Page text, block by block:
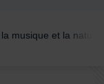
musique et la nature